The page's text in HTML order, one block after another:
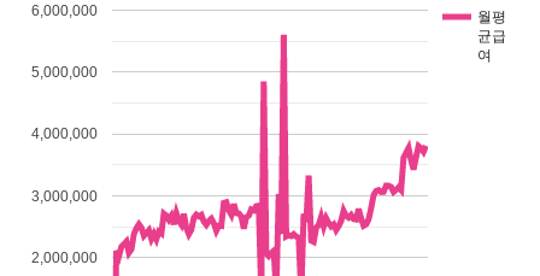
월평
균급
여
2,000,000
3,000,000
4,000,000
5,000,000
6,000,000